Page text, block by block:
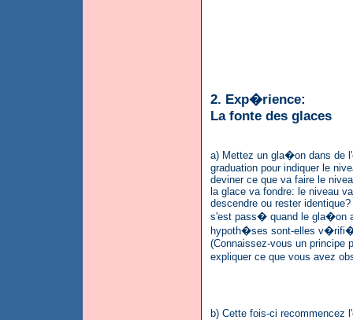
2. Exp�rience:
La fonte des glaces
a) Mettez un gla�on dans de
graduation pour indiquer le
deviner ce que va faire le
la glace va fondre: le niveau
descendre ou rester
s'est pass� quand le gla�on
hypoth�ses sont-elles
(Connaissez-vous un principe
expliquer ce que vous avez
b) Cette fois-ci recommencez